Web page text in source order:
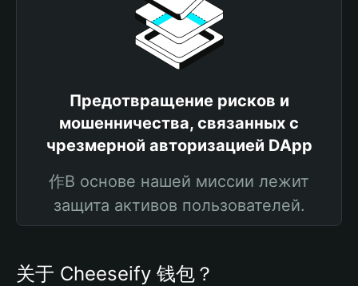
Предотвращение рисков и
мошенничества, связанных с
чрезмерной авторизацией DApp
作В основе нашей миссии лежит
защита активов пользователей.
关于 Cheeseify 钱包？